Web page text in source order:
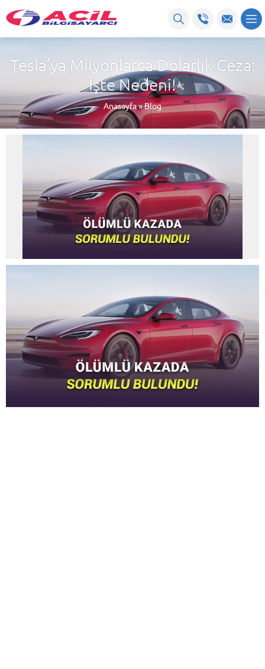
Tesla’ya Milyonlarca Dolarlık Ceza:
İşte Nedeni!
Anasayfa»Blog